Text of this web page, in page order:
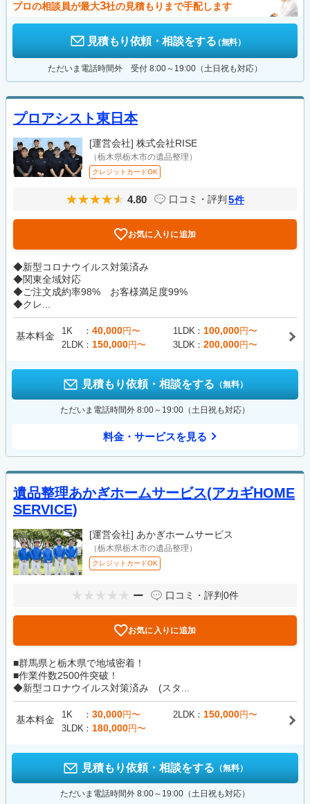
プロの相談員が最大3社の見積もりまで手配します
見積もり依頼・相談をする（無料）
ただいま電話時間外 受付 8:00～19:00（土日祝も対応）
プロアシスト東日本
[運営会社] 株式会社RISE
（栃木県栃木市の遺品整理）
クレジットカードOK
4.80 口コミ・評判 5件
お気に入りに追加
◆新型コロナウイルス対策済み
◆関東全域対応
◆ご注文成約率98% お客様満足度99%
◆クレ...
基本料金 1K 40,000円〜 1LDK 100,000円〜
2LDK
150,000円〜 3LDK 200,000円〜
見積もり依頼・相談をする （無料）
ただいま電話時間外 8:00～19:00（土日祝も対応）
料金・サービスを見る
遺品整理あかぎホームサービス(アカギHOME
SERVICE)
[運営会社] あかぎホームサービス
（栃木県栃木市の遺品整理）
クレジットカードOK
ー 口コミ・評判0件
お気に入りに追加
■群馬県と栃木県で地域密着！
■作業件数2500件突破！
◆新型コロナウイルス対策済み (スタ...
基本料金 1K 30,000円〜 2LDK 150,000円〜
3LDK
180,000円〜
見積もり依頼・相談をする （無料）
ただいま電話時間外 8:00～19:00（土日祝も対応）